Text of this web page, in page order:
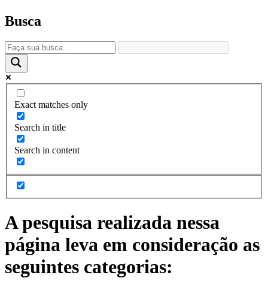
Busca
Exact matches only
Search in title
Search in content
A pesquisa realizada nessa
página leva em consideração as
seguintes categorias: